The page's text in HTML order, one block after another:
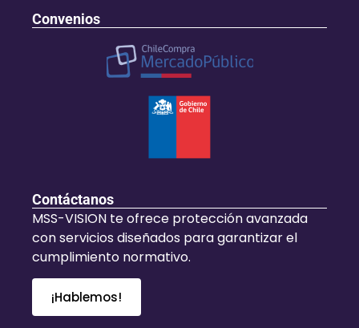
Convenios
Contáctanos
MSS-VISION te ofrece protección avanzada
con servicios diseñados para garantizar el
cumplimiento normativo.
¡Hablemos!